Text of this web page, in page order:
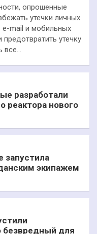
опрошенные
утечки личных
e-mail и мобильных
утечку
все…
разработали
реактора нового
запустила
экипажем
безвредный для